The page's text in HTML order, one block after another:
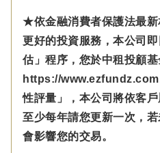
★依金融消費者保護法最新
更好的投資服務，本公司
估」程序，您於中租投顧基
https://
性評量」，本公司將依客
至少每年請您更新一次，
會影響您的交易。